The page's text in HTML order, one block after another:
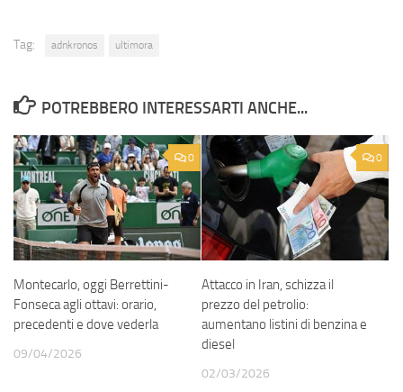
Tag: adnkronos ultimora
POTREBBERO INTERESSARTI ANCHE...
0
Montecarlo, oggi Berrettini-
Fonseca agli ottavi: orario,
precedenti e dove vederla
09/04/2026
0
Attacco in Iran, schizza il
prezzo del petrolio:
aumentano listini di benzina e
diesel
02/03/2026